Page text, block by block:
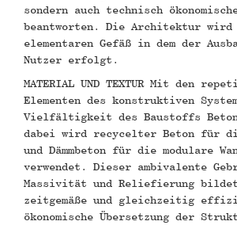
sondern auch technisch
beantworten. Die Architektur wird
elementaren Gefäß in dem der
Nutzer erfolgt.
MATERIAL UND TEXTUR Mit den
Elementen des konstruktiven
Vielfältigkeit des Baustoffs Beton
dabei wird recycelter Beton für
und Dämmbeton für die modulare
verwendet. Dieser ambivalente
Massivität und Reliefierung
zeitgemäße und gleichzeitig
ökonomische Übersetzung der